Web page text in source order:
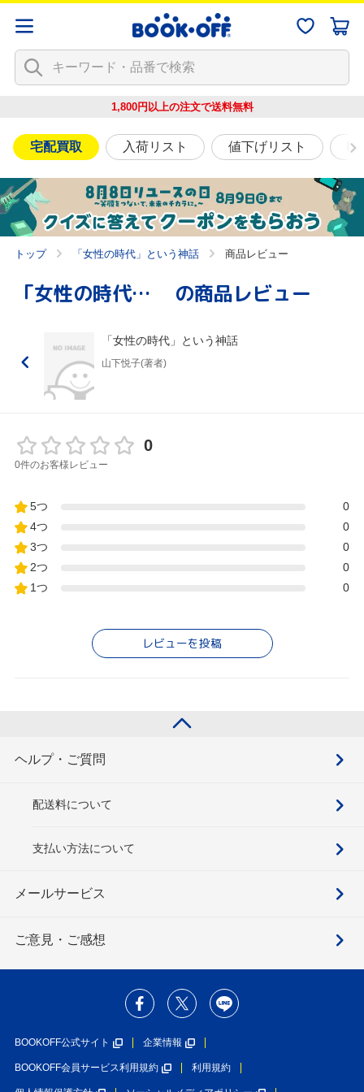
1,800円以上の注文で送料無料
宅配買取 入荷リスト 値下げリスト
トップ 「女性の時代」という神話 商品レビュー
「女性の時代」という神話 の商品レビュー
「女性の時代」という神話
山下悦子(著者)
0
0件のお客様レビュー
5つ
0
4つ
0
3つ
0
2つ
0
1つ
0
レビューを投稿
ヘルプ・ご質問
配送料について
支払い方法について
メールサービス
ご意見・ご感想
BOOKOFF公式サイト 企業情報
BOOKOFF会員サービス利用規約 利用規約